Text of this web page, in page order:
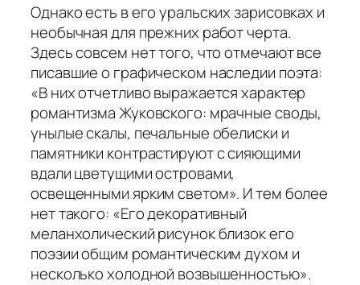
Однако есть в его уральских зарисовках и
не­обычная для прежних работ черта.
Здесь совсем нет того, что отмечают все
писавшие о графическом наследии поэта:
«В них отчетливо выражается характер
романтизма Жуковского: мрачные своды,
унылые скалы, печальные обелиски и
памятники контрастируют с сияющими
вдали цветущими островами,
освещенными ярким светом». И тем более
нет такого: «Его декоративный
меланхолический рисунок близок его
поэзии общим романтическим духом и
несколько холодной возвышенностью».